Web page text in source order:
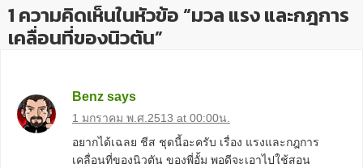
1 ความคิดเห็นในหัวข้อ “มวล แรง และกฎการ
เคลื่อนที่ของนิวตัน”
Benz says
1 มกราคม พ.ศ.2513 at 00:00น.
อยากได้เฉลย ชีส ชุดนี้อะครับ เรื่อง แรงและกฎการ
เคลื่อนที่ของนิวตัน ของพี่อั้ม พอดีจะเอาไปใช้สอน